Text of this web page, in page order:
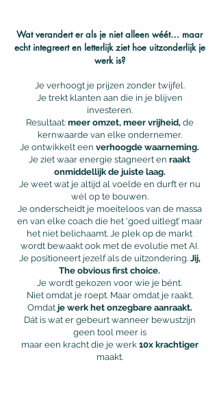
Wat verandert er als je niet alleen wéét… maar
echt integreert en letterlijk ziet hoe uitzonderlijk je
werk is?
Je verhoogt je prijzen zonder twijfel.
Je trekt klanten aan die in je blijven
investeren.
Resultaat: meer omzet, meer vrijheid,de
kernwaarde van elke ondernemer.
Je ontwikkelt een verhoogde waarneming.
Je ziet waar energie stagneert en raakt
onmiddellijk de juiste laag.
Je weet wat je altijd al voelde en durft er nu
wél op te bouwen.
Je onderscheidt je moeiteloos van de massa
en van elke coach die het ‘goed uitlegt’ maar
het niet belichaamt. Je plek op de markt
wordt bewaakt ook met de evolutie met AI.
Je positioneert jezelf als de uitzondering. Jij,
The obvious first choice.
Je wordt gekozen voor wie je bént.
Niet omdat je roept. Maar omdat je raakt.
Omdat je werk het onzegbare aanraakt.
Dát is wat er gebeurt wanneer bewustzijn
geen tool meer is
maar een kracht die je werk 10x krachtiger
maakt.